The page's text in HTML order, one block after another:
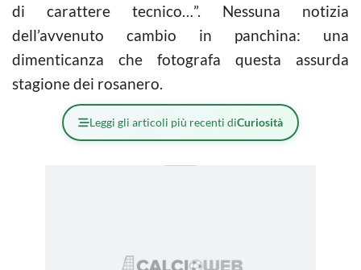
di carattere tecnico…”. Nessuna notizia
dell’avvenuto cambio in panchina: una
dimenticanza che fotografa questa assurda
stagione dei rosanero.
Leggi gli articoli più recenti diCuriosità